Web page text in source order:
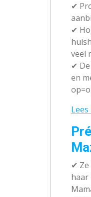
✔ P
✔
veel
✔
en
Lees
✔
haar